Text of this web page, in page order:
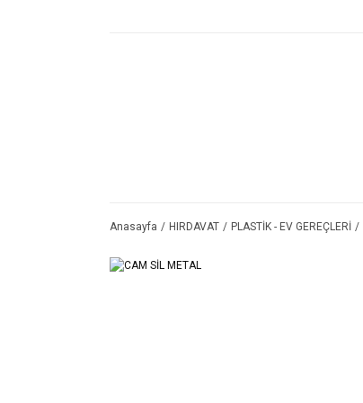
Anasayfa HIRDAVAT PLASTİK - EV GEREÇLERİ